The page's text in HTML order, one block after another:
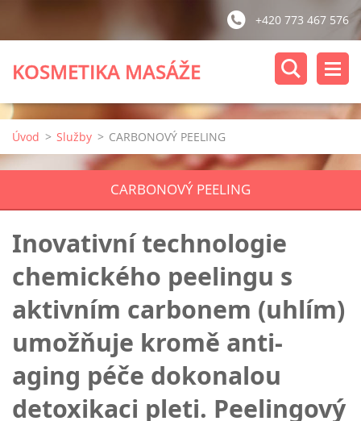
+420 773 467 576
KOSMETIKA MASÁŽE
Úvod > Služby > CARBONOVÝ PEELING
CARBONOVÝ PEELING
Inovativní technologie
chemického peelingu s
aktivním carbonem (uhlím)
umožňuje kromě anti-
aging péče dokonalou
detoxikaci pleti. Peelingový